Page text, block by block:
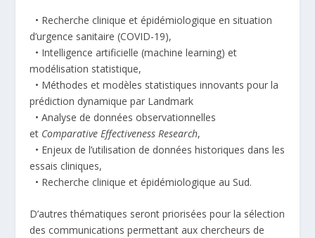
• Recherche clinique et épidémiologique en situation
d’urgence sanitaire (COVID-19),
• Intelligence artificielle (machine learning) et
modélisation statistique,
• Méthodes et modèles statistiques innovants pour la
prédiction dynamique par Landmark
• Analyse de données observationnelles
et Comparative Effectiveness Research,
• Enjeux de l’utilisation de données historiques dans les
essais cliniques,
• Recherche clinique et épidémiologique au Sud.
D’autres thématiques seront priorisées pour la sélection
des communications permettant aux chercheurs de